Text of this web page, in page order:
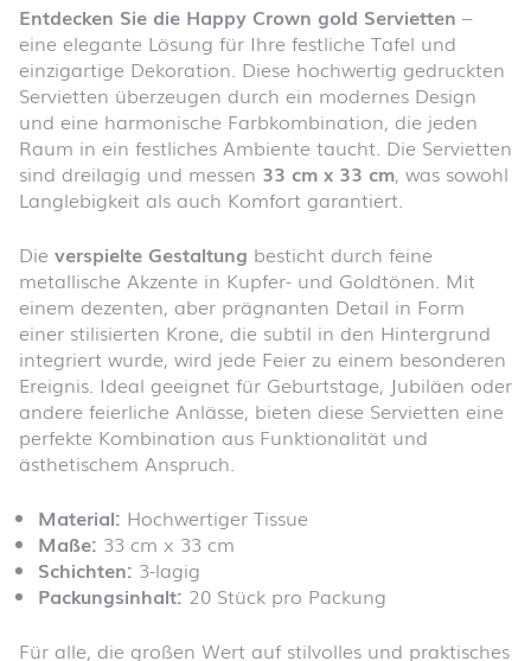
Entdecken Sie die Happy Crown gold Servietten –
eine elegante Lösung für Ihre festliche Tafel und
einzigartige Dekoration. Diese hochwertig gedruckten
Servietten überzeugen durch ein modernes Design
und eine harmonische Farbkombination, die jeden
Raum in ein festliches Ambiente taucht. Die Servietten
sind dreilagig und messen 33 cm x 33 cm, was sowohl
Langlebigkeit als auch Komfort garantiert.
Die verspielte Gestaltung besticht durch feine
metallische Akzente in Kupfer- und Goldtönen. Mit
einem dezenten, aber prägnanten Detail in Form
einer stilisierten Krone, die subtil in den Hintergrund
integriert wurde, wird jede Feier zu einem besonderen
Ereignis. Ideal geeignet für Geburtstage, Jubiläen oder
andere feierliche Anlässe, bieten diese Servietten eine
perfekte Kombination aus Funktionalität und
ästhetischem Anspruch.
Material: Hochwertiger Tissue
Maße: 33 cm x 33 cm
Schichten: 3-lagig
Packungsinhalt: 20 Stück pro Packung
Für alle, die großen Wert auf stilvolles und praktisches